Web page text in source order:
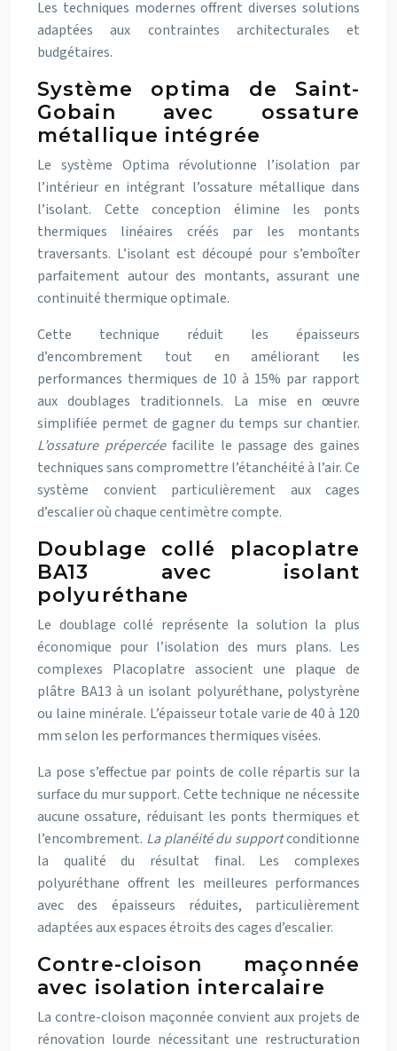
Les techniques modernes offrent diverses solutions
adaptées aux contraintes architecturales et
budgétaires.
Système optima de Saint-
Gobain avec ossature
métallique intégrée
Le système Optima révolutionne l’isolation par
l’intérieur en intégrant l’ossature métallique dans
l’isolant. Cette conception élimine les ponts
thermiques linéaires créés par les montants
traversants. L’isolant est découpé pour s’emboîter
parfaitement autour des montants, assurant une
continuité thermique optimale.
Cette technique réduit les épaisseurs
d’encombrement tout en améliorant les
performances thermiques de 10 à 15% par rapport
aux doublages traditionnels. La mise en œuvre
simplifiée permet de gagner du temps sur chantier.
L’ossature prépercée facilite le passage des gaines
techniques sans compromettre l’étanchéité à l’air. Ce
système convient particulièrement aux cages
d’escalier où chaque centimètre compte.
Doublage collé placoplatre
BA13 avec isolant
polyuréthane
Le doublage collé représente la solution la plus
économique pour l’isolation des murs plans. Les
complexes Placoplatre associent une plaque de
plâtre BA13 à un isolant polyuréthane, polystyrène
ou laine minérale. L’épaisseur totale varie de 40 à 120
mm selon les performances thermiques visées.
La pose s’effectue par points de colle répartis sur la
surface du mur support. Cette technique ne nécessite
aucune ossature, réduisant les ponts thermiques et
l’encombrement. La planéité du supportconditionne
la qualité du résultat final. Les complexes
polyuréthane offrent les meilleures performances
avec des épaisseurs réduites, particulièrement
adaptées aux espaces étroits des cages d’escalier.
Contre-cloison maçonnée
avec isolation intercalaire
La contre-cloison maçonnée convient aux projets de
rénovation lourde nécessitant une restructuration